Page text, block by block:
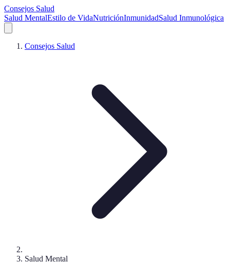
Consejos Salud
Salud MentalEstilo de VidaNutriciónInmunidadSalud Inmunológica
Consejos Salud
Salud Mental